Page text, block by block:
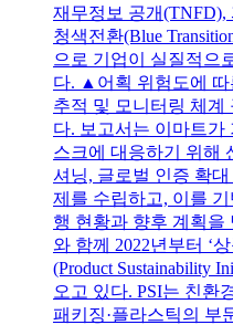
재무정보 공개(TNFD),
청색전환(Blue
으로 기업이 실질적으
다. ▲어획 위험도에
추적 및 모니터링 체계
다. 보고서는 이마트가
스크에 대응하기 위해
셔닝, 글로벌 인증 확
제를 수립하고, 이를
행 현황과 향후 계획을
와 함께 2022년부터 ‘
(Product Sustainability
오고 있다. PSI는 친환
패키징·플라스틱의 부